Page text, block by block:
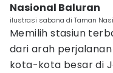
Nasional Baluran
ilustrasi sabana di Taman
Memilih stasiun
dari arah
kota-kota besar di